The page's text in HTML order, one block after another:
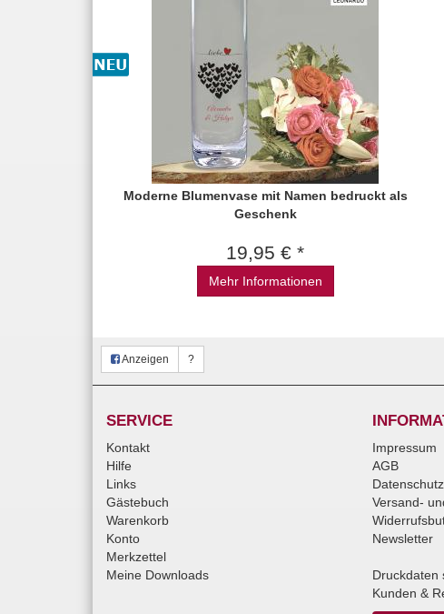
Moderne Blumenvase mit Namen bedruckt als
Geschenk
19,95 € *
Mehr Informationen
Anzeigen ?
SERVICE
Kontakt
Hilfe
Links
Gästebuch
Warenkorb
Konto
Merkzettel
Meine Downloads
Impressum
AGB
Datenschutz
Versand-
Newsletter
Druckdaten
Kunden &